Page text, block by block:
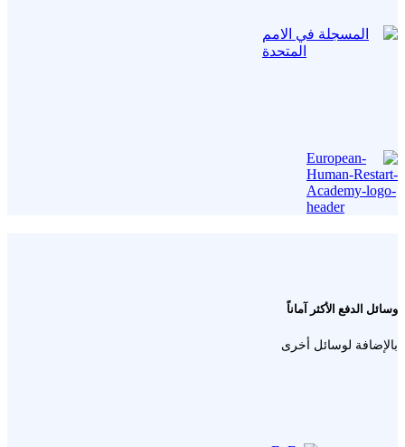
وسائل الدفع الأكثر آماناً
بالإضافة لوسائل أخرى